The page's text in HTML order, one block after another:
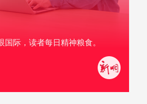
国际，读者每日精神粮食。